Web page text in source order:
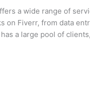
a wide range of
on Fiverr, from data
a large pool of